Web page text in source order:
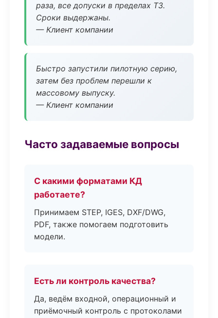
раза, все допуски в пределах ТЗ.
Сроки выдержаны.
— Клиент компании
Быстро запустили пилотную серию,
затем без проблем перешли к
массовому выпуску.
— Клиент компании
Часто задаваемые вопросы
С какими форматами КД
работаете?
Принимаем STEP, IGES, DXF/DWG,
PDF, также помогаем подготовить
модели.
Есть ли контроль качества?
Да, ведём входной, операционный и
приёмочный контроль с протоколами